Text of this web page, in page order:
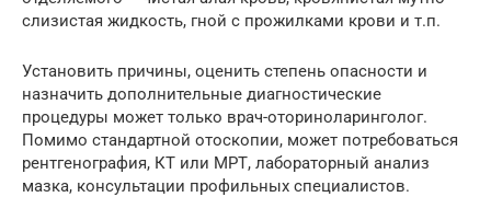
слизистая жидкость, гной с прожилками крови и т.п.
Установить причины, оценить степень опасности и
назначить дополнительные диагностические
процедуры может только врач-оториноларинголог.
Помимо стандартной отоскопии, может потребоваться
рентгенография, КТ или МРТ, лабораторный анализ
мазка, консультации профильных специалистов.